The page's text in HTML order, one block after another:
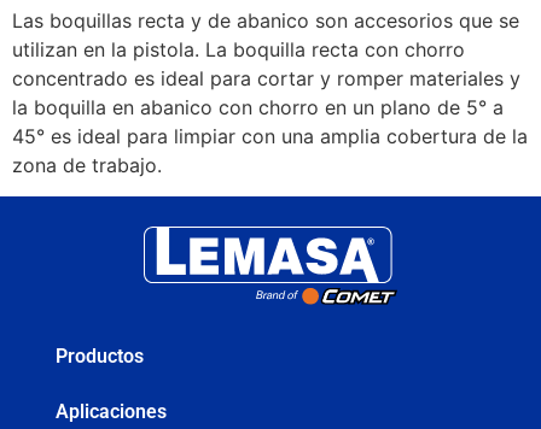
Las boquillas recta y de abanico son accesorios que se
utilizan en la pistola. La boquilla recta con chorro
concentrado es ideal para cortar y romper materiales y
la boquilla en abanico con chorro en un plano de 5° a
45° es ideal para limpiar con una amplia cobertura de la
zona de trabajo.
Productos
Aplicaciones